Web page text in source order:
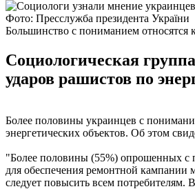
Фото: Пресслужба президента України
Большинство с пониманием
Социологическая
ударов рашистов по
Более половины украинцев с
энергетических объектов. Об этом
"Более половины (55%) опрошенных с
для обеспечения ремонтной кампании
следует повысить всем